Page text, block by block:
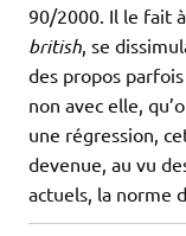
90/2000. Il le fait
british, se
des propos parfois
non avec elle,
une régression,
devenue, au vu
actuels, la norme